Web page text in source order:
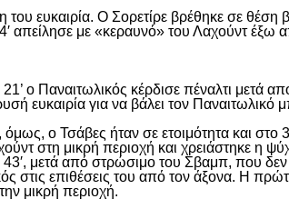
ευκαιρία. Ο Σορετίρε βρέθηκε σε
απείλησε με «κεραυνό» του Λαχούντ
Παναιτωλικός κέρδισε πέναλτι μετά
ευκαιρία για να βάλει τον
ο Τσάβες ήταν σε ετοιμότητα και στο
στη μικρή περιοχή και χρειάστηκε η
μετά από στρώσιμο του Σβαμπ, που
στις επιθέσεις του από τον άξονα. Η
μικρή περιοχή.